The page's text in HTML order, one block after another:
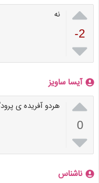

-2

نه
آیسا ساویز

0

هردو آفریده ی
ناشناس